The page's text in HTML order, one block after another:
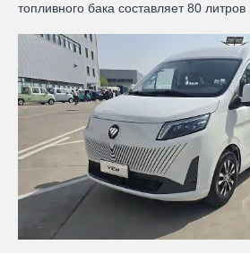
топливного бака составляет 80 литров